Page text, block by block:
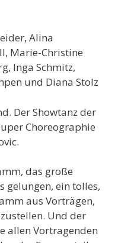
Alina
Marie-Christine
Inga Schmitz,
und Diana Stolz
Der Showtanz der
Choreographie
das große
gelungen, ein tolles,
aus Vorträgen,
Und der
allen Vortragenden